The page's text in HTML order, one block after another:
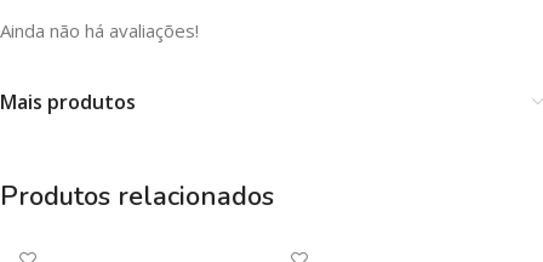
Ainda não há avaliações!
Mais produtos
Produtos relacionados